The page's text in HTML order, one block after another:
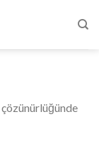
çözünürlüğünde